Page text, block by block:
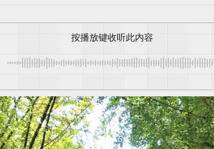
按播放键收听此内容